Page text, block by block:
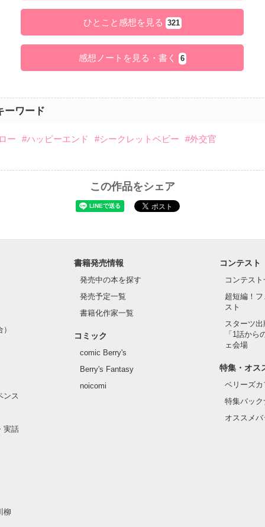
ひとこと感想を見る 321
感想ノートを見る・書く 6
ーワード
ー #ハッピーエンド #シークレットベビー #外交官
この作品をシェア
ンス
実話
柳
書籍発売情報
発売中の本を探す
発売予定一覧
書籍化作家一覧
コミック
comic Berry's
Berry's Fantasy
noicomi
コンテスト
コンテス
超短編！
スト
スターツ
「1話から
ェ会場
特集・オス
ベリーズ
特集バッ
オススメ